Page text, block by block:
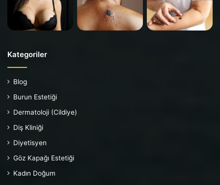
Kategoriler
Blog
Burun Estetiği
Dermatoloji (Cildiye)
Diş Kliniği
Diyetisyen
Göz Kapağı Estetiği
Kadın Doğum